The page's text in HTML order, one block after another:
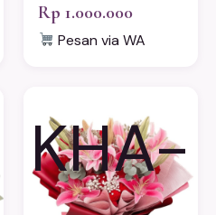
Rp 1.000.000
Pesan via WA
KHA-